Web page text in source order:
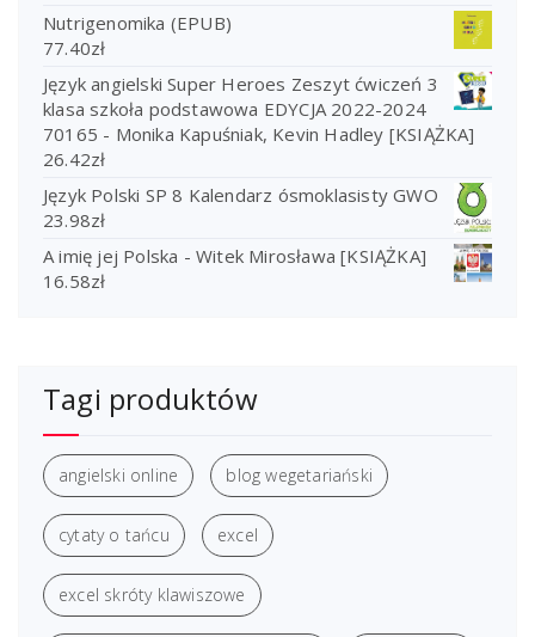
Nutrigenomika (EPUB)
77.40zł
Język angielski Super Heroes Zeszyt ćwiczeń 3
klasa szkoła podstawowa EDYCJA 2022-2024
70165 - Monika Kapuśniak, Kevin Hadley [KSIĄŻKA]
26.42zł
Język Polski SP 8 Kalendarz ósmoklasisty GWO
23.98zł
A imię jej Polska - Witek Mirosława [KSIĄŻKA]
16.58zł
Tagi produktów
angielski online blog wegetariański
cytaty o tańcu excel
excel skróty klawiszowe